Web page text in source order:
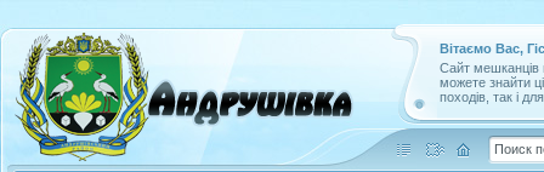
Вітаємо Вас,
Сайт мешканців
можете знайти
походів, так і